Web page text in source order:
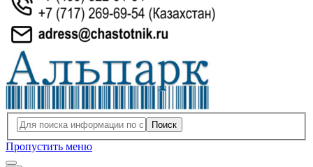
Поиск
Пропустить меню